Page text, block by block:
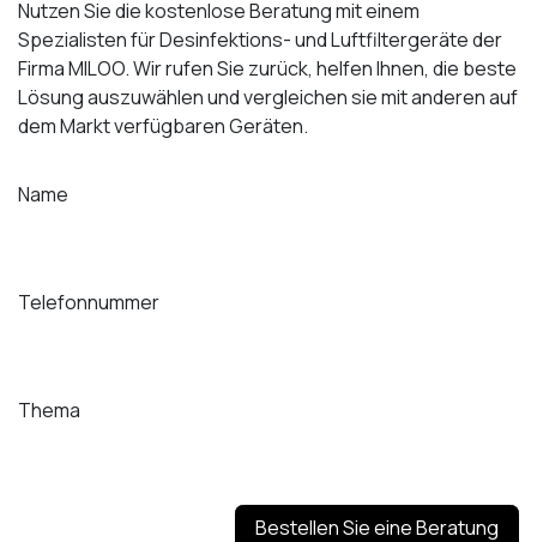
Nutzen Sie die kostenlose Beratung mit einem
Spezialisten für Desinfektions- und Luftfiltergeräte der
Firma MILOO. Wir rufen Sie zurück, helfen Ihnen, die beste
Lösung auszuwählen und vergleichen sie mit anderen auf
dem Markt verfügbaren Geräten.
Name
Telefonnummer
Thema
Bestellen Sie eine Beratung